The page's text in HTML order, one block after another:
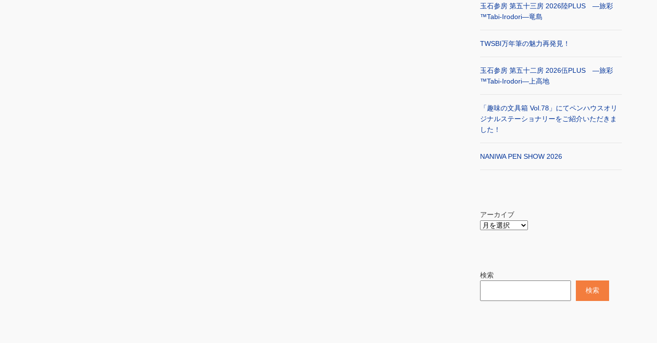
玉石参房 第五十三房 2026陸PLUS ―旅彩
™Tabi-Irodori―竜島
TWSBI万年筆の魅力再発見！
玉石参房 第五十二房 2026伍PLUS ―旅彩
™Tabi-Irodori―上高地
「趣味の文具箱 Vol.78」にてペンハウスオリ
ジナルステーショナリーをご紹介いただきま
した！
NANIWA PEN SHOW 2026
アーカイブ
検索
検索